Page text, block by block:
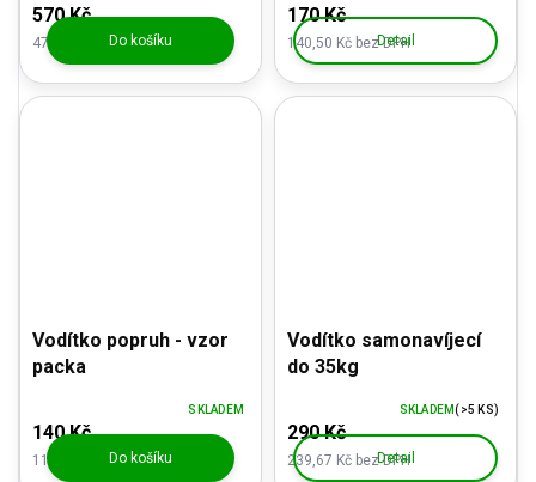
471,07 Kč bez DPH
570 Kč
Do košíku 140,50 Kč bez DPH
170 Kč
Detail
Vodítko popruh - vzor
packa
115,70 Kč bez DPH
140 Kč
SKLADEM
Do košíku
Vodítko samonavíjecí
do 35kg
239,67 Kč bez DPH
290 Kč
SKLADEM(>5 KS)
Detail